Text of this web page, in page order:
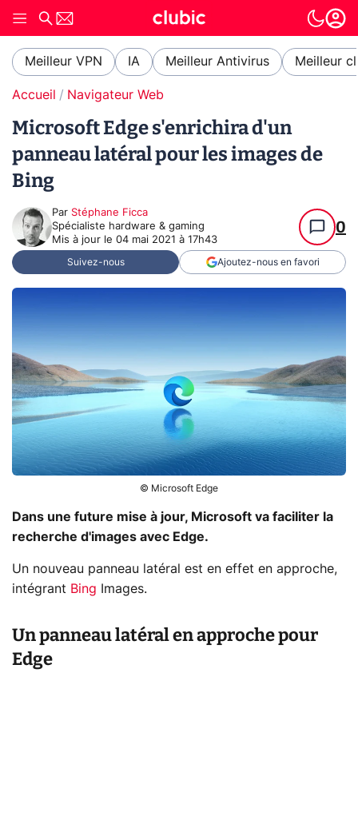
Meilleur VPN IA Meilleur Antivirus Meilleur
Accueil Navigateur Web
Microsoft Edge s'enrichira d'un
panneau latéral pour les images de
Bing
Par Stéphane Ficca
Spécialiste hardware & gaming
Mis à jour le 04 mai 2021 à 17h43
0
Suivez-nous Ajoutez-nous en favori
© Microsoft Edge
Dans une future mise à jour, Microsoft va faciliter la
recherche d'images avec Edge.
Un nouveau panneau latéral est en effet en approche,
intégrant Bing Images.
Un panneau latéral en approche pour
Edge